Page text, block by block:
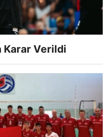
Karar Verildi